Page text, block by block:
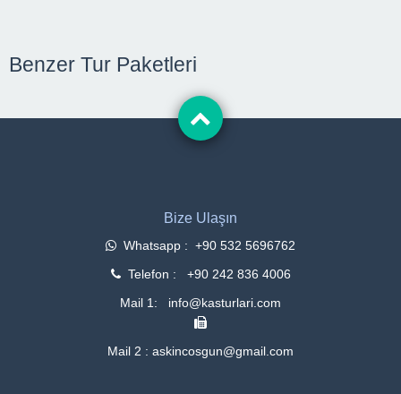
Benzer Tur Paketleri
Bize Ulaşın
Whatsapp : +90 532 5696762
Telefon : +90 242 836 4006
Mail 1: info@kasturlari.com
Mail 2 : askincosgun@gmail.com